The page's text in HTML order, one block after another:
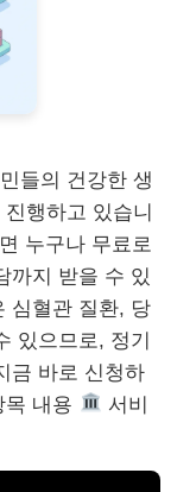
들의 건강한 생
행하고 있습니
누구나 무료로
까지 받을 수 있
심혈관 질환, 당
있으므로, 정기
금 바로 신청하
목 내용
서비